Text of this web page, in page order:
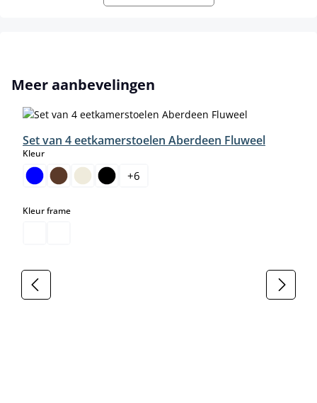
Productgalerij overslaan
Meer aanbevelingen
Set van 4 eetkamerstoelen Aberdeen Fluweel
Kleurselect
+6
Kleur frameselect